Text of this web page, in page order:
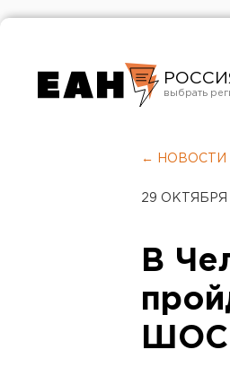
← НОВОСТИ
29 ОКТЯБРЯ
В
ШОС